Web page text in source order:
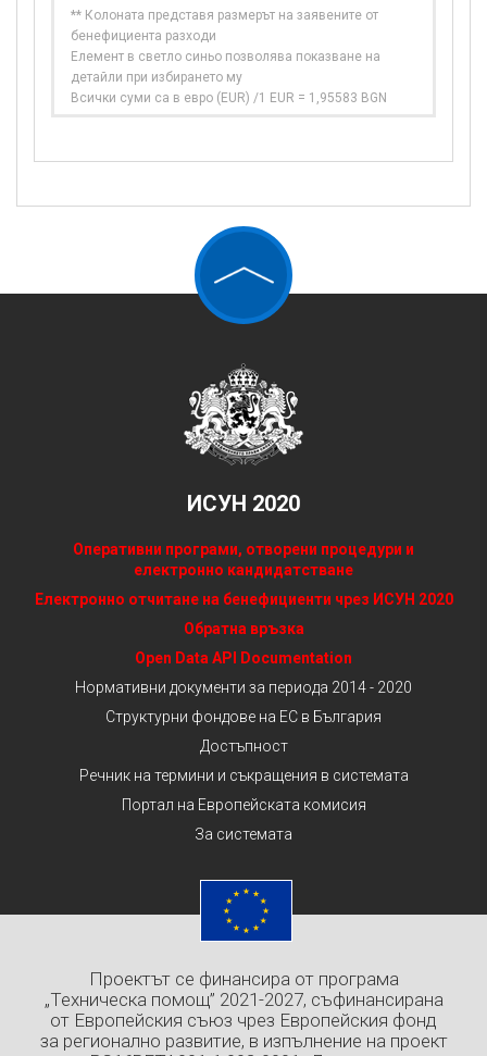
** Колоната представя размерът на заявените от
бенефициента разходи
Елемент в светло синьо позволява показване на
детайли при избирането му
Всички суми са в евро (EUR) /1 EUR = 1,95583 BGN
ИСУН 2020
Оперативни програми, отворени процедури и
електронно кандидатстване
Електронно отчитане на бенефициенти чрез ИСУН 2020
Обратна връзка
Open Data API Documentation
Нормативни документи за периода 2014 - 2020
Структурни фондове на ЕС в България
Достъпност
Речник на термини и съкращения в системата
Портал на Европейската комисия
За системата
Проектът се финансира от програма
„Техническа помощ” 2021-2027, съфинансирана
от Европейския съюз чрез Европейския фонд
за регионално развитие, в изпълнение на проект